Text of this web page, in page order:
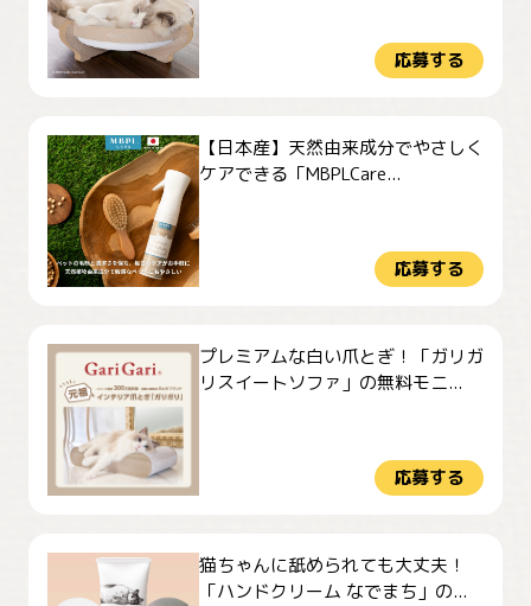
応募する
【日本産】天然由来成分でやさしく
ケアできる「MBPLCare...
応募する
プレミアムな白い爪とぎ！「ガリガ
リスイートソファ」の無料モニ...
応募する
猫ちゃんに舐められても大丈夫！
「ハンドクリーム なでまち」の...